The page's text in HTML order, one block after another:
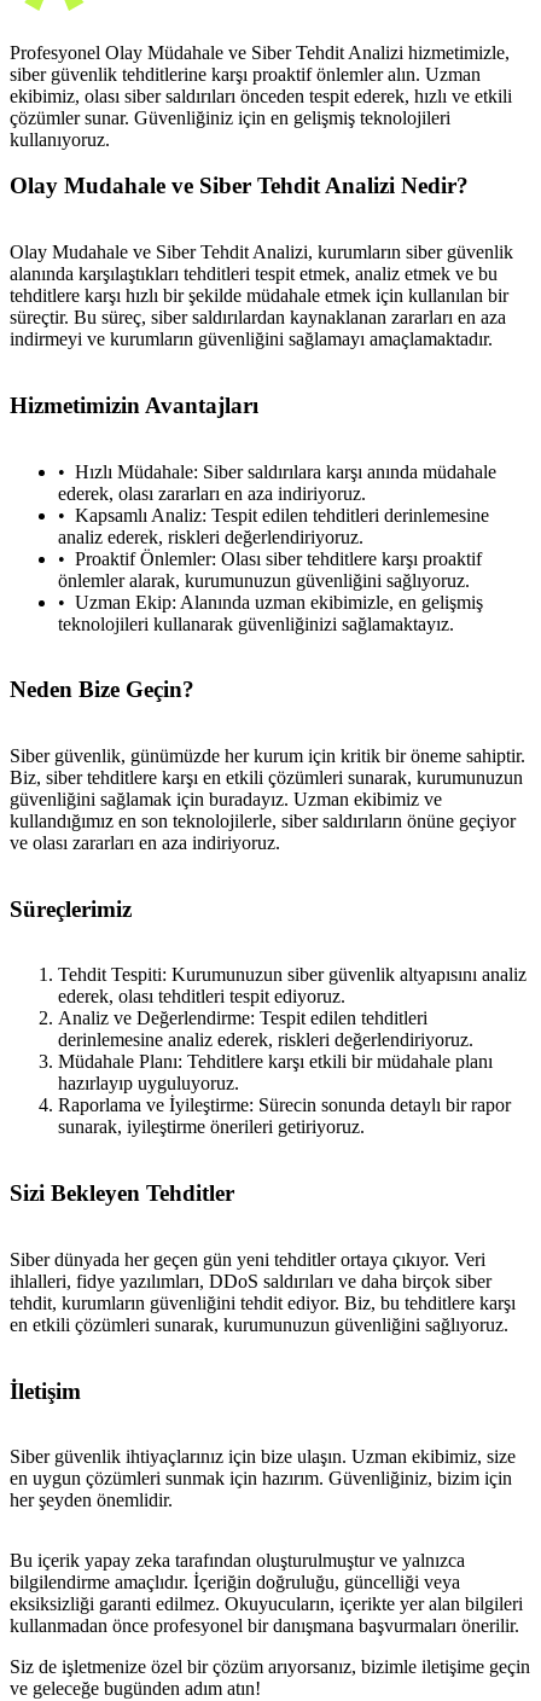
Profesyonel Olay Müdahale ve Siber Tehdit Analizi hizmetimizle,
siber güvenlik tehditlerine karşı proaktif önlemler alın. Uzman
ekibimiz, olası siber saldırıları önceden tespit ederek, hızlı ve etkili
çözümler sunar. Güvenliğiniz için en gelişmiş teknolojileri
kullanıyoruz.
Olay Mudahale ve Siber Tehdit Analizi Nedir?
Olay Mudahale ve Siber Tehdit Analizi, kurumların siber güvenlik
alanında karşılaştıkları tehditleri tespit etmek, analiz etmek ve bu
tehditlere karşı hızlı bir şekilde müdahale etmek için kullanılan bir
süreçtir. Bu süreç, siber saldırılardan kaynaklanan zararları en aza
indirmeyi ve kurumların güvenliğini sağlamayı amaçlamaktadır.
Hizmetimizin Avantajları
Hızlı Müdahale: Siber saldırılara karşı anında müdahale
ederek, olası zararları en aza indiriyoruz.
Kapsamlı Analiz: Tespit edilen tehditleri derinlemesine
analiz ederek, riskleri değerlendiriyoruz.
Proaktif Önlemler: Olası siber tehditlere karşı proaktif
önlemler alarak, kurumunuzun güvenliğini sağlıyoruz.
Uzman Ekip: Alanında uzman ekibimizle, en gelişmiş
teknolojileri kullanarak güvenliğinizi sağlamaktayız.
Neden Bize Geçin?
Siber güvenlik, günümüzde her kurum için kritik bir öneme sahiptir.
Biz, siber tehditlere karşı en etkili çözümleri sunarak, kurumunuzun
güvenliğini sağlamak için buradayız. Uzman ekibimiz ve
kullandığımız en son teknolojilerle, siber saldırıların önüne geçiyor
ve olası zararları en aza indiriyoruz.
Süreçlerimiz
Tehdit Tespiti: Kurumunuzun siber güvenlik altyapısını analiz
ederek, olası tehditleri tespit ediyoruz.
Analiz ve Değerlendirme: Tespit edilen tehditleri
derinlemesine analiz ederek, riskleri değerlendiriyoruz.
Müdahale Planı: Tehditlere karşı etkili bir müdahale planı
hazırlayıp uyguluyoruz.
Raporlama ve İyileştirme: Sürecin sonunda detaylı bir rapor
sunarak, iyileştirme önerileri getiriyoruz.
Sizi Bekleyen Tehditler
Siber dünyada her geçen gün yeni tehditler ortaya çıkıyor. Veri
ihlalleri, fidye yazılımları, DDoS saldırıları ve daha birçok siber
tehdit, kurumların güvenliğini tehdit ediyor. Biz, bu tehditlere karşı
en etkili çözümleri sunarak, kurumunuzun güvenliğini sağlıyoruz.
İletişim
Siber güvenlik ihtiyaçlarınız için bize ulaşın. Uzman ekibimiz, size
en uygun çözümleri sunmak için hazırım. Güvenliğiniz, bizim için
her şeyden önemlidir.
Bu içerik yapay zeka tarafından oluşturulmuştur ve yalnızca
bilgilendirme amaçlıdır. İçeriğin doğruluğu, güncelliği veya
eksiksizliği garanti edilmez. Okuyucuların, içerikte yer alan bilgileri
kullanmadan önce profesyonel bir danışmana başvurmaları önerilir.
Siz de işletmenize özel bir çözüm arıyorsanız, bizimle iletişime geçin
ve geleceğe bugünden adım atın!